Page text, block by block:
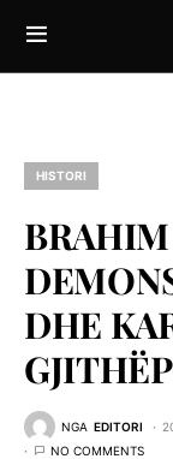
HISTORI
DHE
NGA EDITORI
NO COMMENTS